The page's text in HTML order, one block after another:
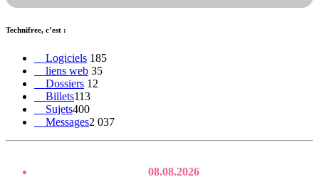
durer. Google a maintenant décidé de nous sauver de cette
Technifree, c’est :
Logiciels 185
liens web 35
Dossiers 12
Billets113
Sujets400
Messages2 037
08.08.2026